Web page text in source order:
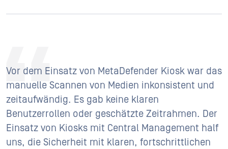
Vor dem Einsatz von MetaDefender Kiosk war das
manuelle Scannen von Medien inkonsistent und
zeitaufwändig. Es gab keine klaren
Benutzerrollen oder geschätzte Zeitrahmen. Der
Einsatz von Kiosks mit Central Management half
uns, die Sicherheit mit klaren, fortschrittlichen